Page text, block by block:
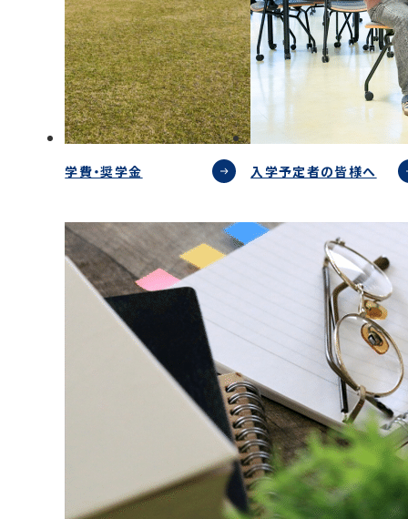
学費・奨学金 入学予定者の皆様へ